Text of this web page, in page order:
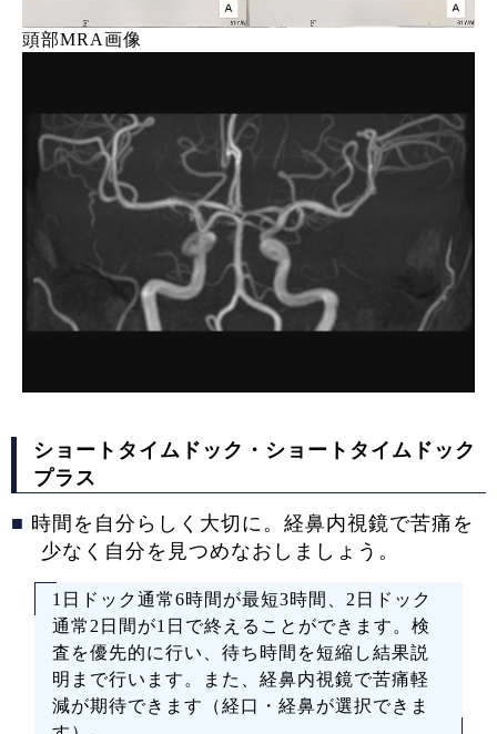
頭部MRA画像
ショートタイムドック・ショートタイムドック
プラス
■ 時間を自分らしく大切に。経鼻内視鏡で苦痛を
少なく自分を見つめなおしましょう。
1日ドック通常6時間が最短3時間、2日ドック
通常2日間が1日で終えることができます。検
査を優先的に行い、待ち時間を短縮し結果説
明まで行います。また、経鼻内視鏡で苦痛軽
減が期待できます（経口・経鼻が選択できま